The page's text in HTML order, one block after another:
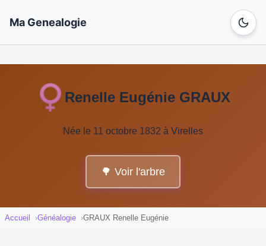
Ma Genealogie
Renelle Eugénie GRAUX
Née le 11 octobre 1832 à Virelles
🌳 Voir l'arbre
Accueil Généalogie GRAUX Renelle Eugénie